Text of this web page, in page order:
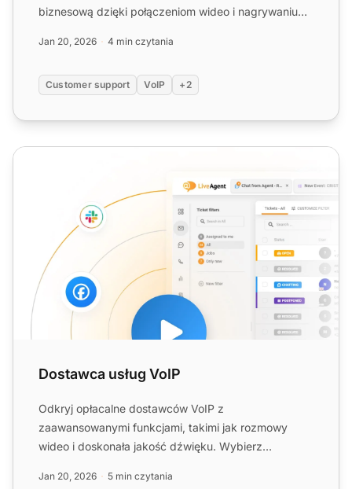
biznesową dzięki połączeniom wideo i nagrywaniu
Jan 20, 2026 4 min czytania
Customer support VoIP +2
Dostawca usług VoIP
Dostawca usług VoIP
Odkryj opłacalne dostawców VoIP z
zaawansowanymi funkcjami, takimi jak rozmowy
wideo i doskonała jakość dźwięku. Wybierz
Jan 20, 2026 5 min czytania